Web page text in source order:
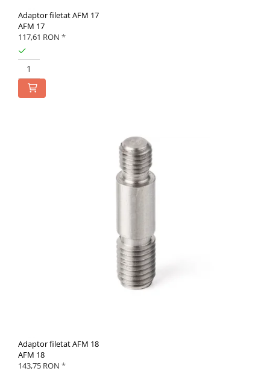
Adaptor filetat AFM 17
AFM 17
117,61 RON *
Adaptor filetat AFM 18
AFM 18
143,75 RON *